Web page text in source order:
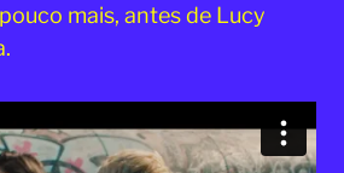
mais, antes de Lucy